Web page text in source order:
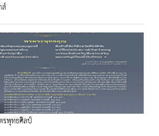
พุทธศิลป์